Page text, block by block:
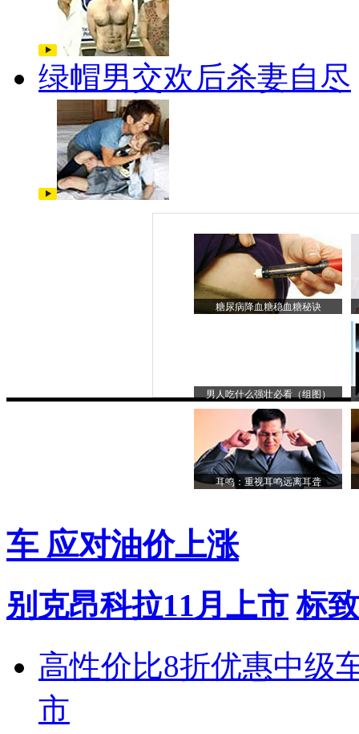
绿帽男交欢后杀妻自尽
糖尿病降血糖稳血糖秘诀
男人吃什么强壮必看（组图）
耳鸣：重视耳鸣远离耳聋
车 应对油价上涨
别克昂科拉11月上市 标
高性价比8折优惠中级
市